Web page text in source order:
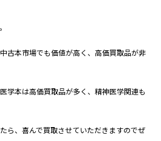
古本市場でも価値が高く、高価買取品が非
学本は高価買取品が多く、精神医学関連も
ら、喜んで買取させていただきますのでぜ